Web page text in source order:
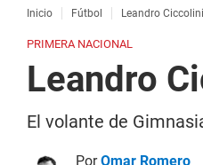
Inicio Fútbol Leandro Ciccolini
PRIMERA NACIONAL
Leandro
El volante de
PorOmar Romero